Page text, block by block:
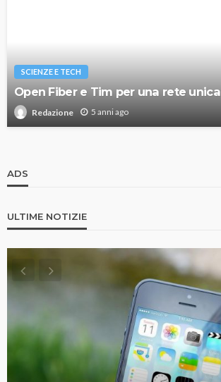
SCIENZE E TECH
Open Fiber e Tim per una rete unica
Redazione 5 anni ago
ADS
ULTIME NOTIZIE